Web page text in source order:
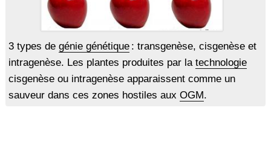
3 types de génie génétique: transgenèse, cisgenèse et
intragenèse. Les plantes produites par la technologie
cisgenèse ou intragenèse apparaissent comme un
sauveur dans ces zones hostiles aux OGM.